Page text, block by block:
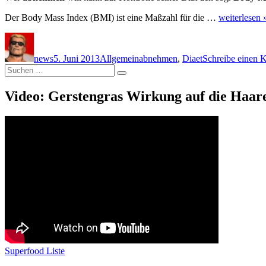
Der Body Mass Index (BMI) ist eine Maßzahl für die … weiterlesen
news5. Juni 2013Allgemeinabnehmen, DiaetSchreibe einen
Suche
nach:
Suchen
Video: Gerstengras Wirkung auf die
Superfood Liste